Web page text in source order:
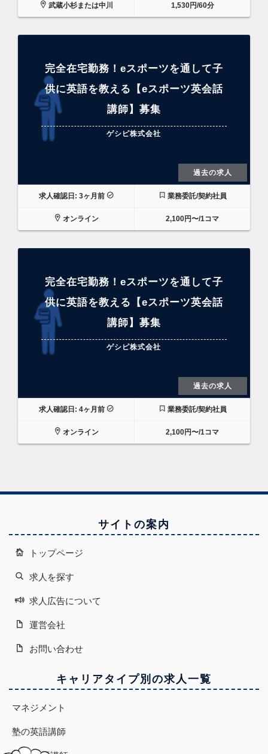
武蔵小杉または中川 1,530円/60分
完全在宅勤務！eスポーツを通して子
供に英語を教える【eスポーツ英会話
講師】募集
ゲシピ株式会社
過去の求人
求人確認日: 3ヶ月前 業務委託/契約社員
オンライン 2,100円〜/1コマ
完全在宅勤務！eスポーツを通して子
供に英語を教える【eスポーツ英会話
講師】募集
ゲシピ株式会社
過去の求人
求人確認日: 4ヶ月前 業務委託/契約社員
オンライン 2,100円〜/1コマ
サイトの案内
トップページ
求人を探す
求人広告について
運営会社
お問い合わせ
キャリアタイプ別の求人一覧
マネジメント
塾の英語講師